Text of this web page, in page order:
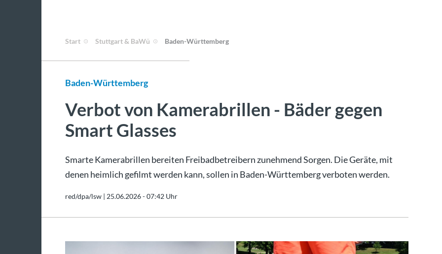
Start Stuttgart & BaWü Baden-Württemberg
Baden-Württemberg
Verbot von Kamerabrillen - Bäder gegen
Smart Glasses
Smarte Kamerabrillen bereiten Freibadbetreibern zunehmend Sorgen. Die Geräte, mit
denen heimlich gefilmt werden kann, sollen in Baden-Württemberg verboten werden.
red/dpa/lsw | 25.06.2026 - 07:42 Uhr